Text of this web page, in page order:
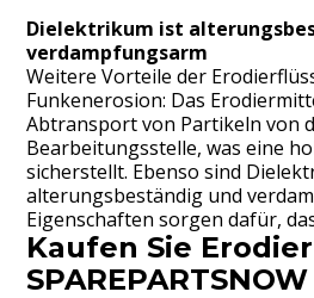
Dielektrikum ist
verdampfungsarm
Weitere Vorteile der
Funkenerosion: Das
Abtransport von Partikeln von
Bearbeitungsstelle, was eine
sicherstellt. Ebenso sind
alterungsbeständig und
Eigenschaften sorgen dafür,
Kaufen Sie
SPAREPARTSNOW